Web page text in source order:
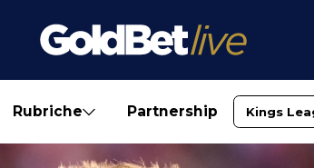
Rubriche Partnership Kings